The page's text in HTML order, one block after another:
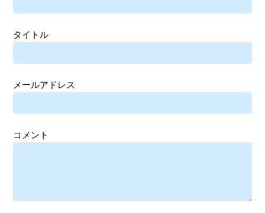
タイトル
メールアドレス
コメント